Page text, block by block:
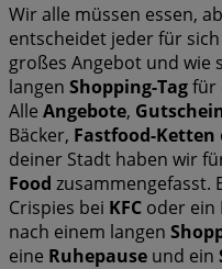
Wir alle müssen essen,
entscheidet jeder für
großes Angebot und wie
langen Shopping-Tagfür
Alle Angebote,
Bäcker, Fastfood-Ketten
deiner Stadt haben wir
Food zusammengefasst.
Crispies bei KFC oder ein
nach einem langen
eine Ruhepause und ein